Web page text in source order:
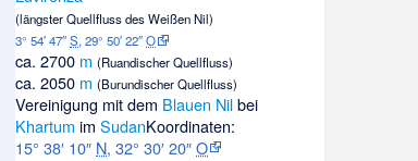
(längster Quellfluss des Weißen Nil)
3° 54′ 47″S,29° 50′ 22″O
ca.2700 m (Ruandischer Quellfluss)
ca.2050 m (Burundischer Quellfluss)
Vereinigung mit dem Blauen Nilbei
Khartum imSudanKoordinaten:
15° 38′ 10″ N,32° 30′ 20″O